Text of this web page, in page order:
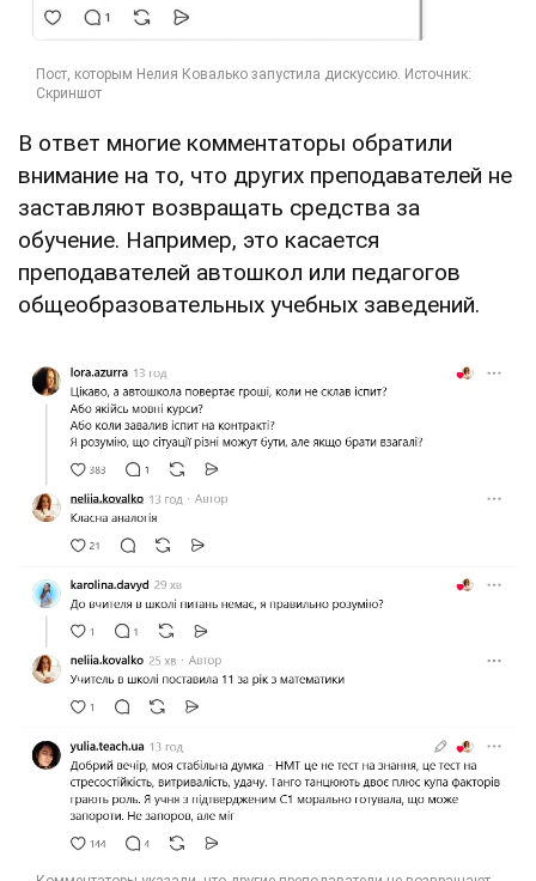
В ответ многие комментаторы обратили
внимание на то, что других преподавателей не
заставляют возвращать средства за
обучение. Например, это касается
преподавателей автошкол или педагогов
общеобразовательных учебных заведений.